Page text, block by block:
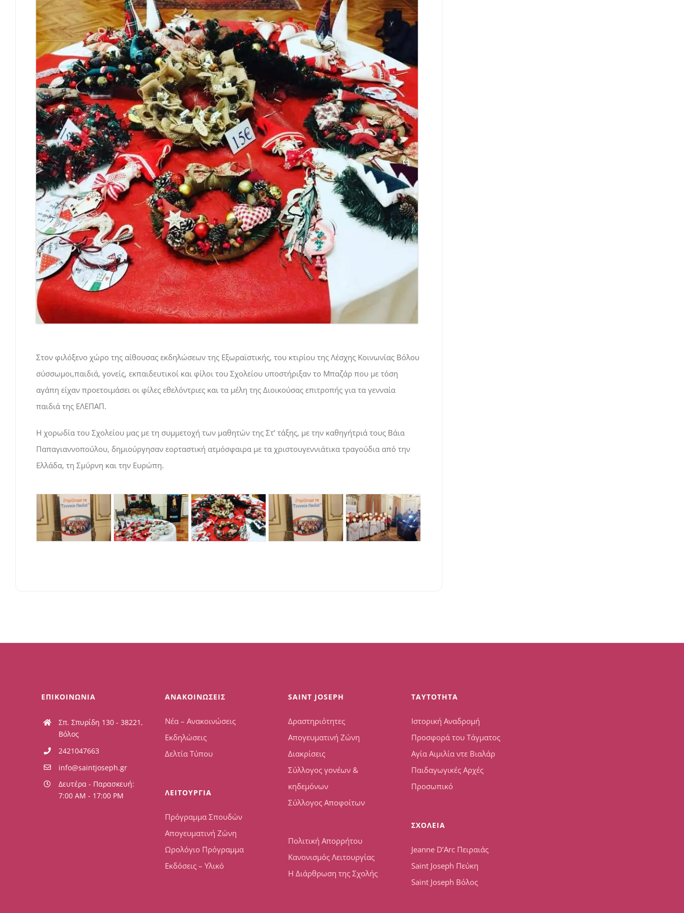
Στον φιλόξενο χώρο της αίθουσας εκδηλώσεων της Εξωραϊστικής, του κτιρίου της Λέσχης Κοινωνίας Βόλου
σύσσωμοι,παιδιά, γονείς, εκπαιδευτικοί και φίλοι του Σχολείου υποστήριξαν το Μπαζάρ που με τόση
αγάπη είχαν προετοιμάσει οι φίλες εθελόντριες και τα μέλη της Διοικούσας επιτροπής για τα γενναία
παιδιά της ΕΛΕΠΑΠ.
Η χορωδία του Σχολείου μας με τη συμμετοχή των μαθητών της Στ’ τάξης, με την καθηγήτριά τους Βάια
Παπαγιαννοπούλου, δημιούργησαν εορταστική ατμόσφαιρα με τα χριστουγεννιάτικα τραγούδια από την
Ελλάδα, τη Σμύρνη και την Ευρώπη.
ΕΠΙΚΟΙΝΩΝΙΑ
Σπ. Σπυρίδη 130 - 38221,
Βόλος
2421047663
info@saintjoseph.gr
Δευτέρα - Παρασκευή:
7:00 AM - 17:00 PM
ΑΝΑΚΟΙΝΩΣΕΙΣ
Νέα – Ανακοινώσεις
Εκδηλώσεις
Δελτία Τύπου
ΛΕΙΤΟΥΡΓΙΑ
Πρόγραμμα Σπουδών
Απογευματινή Ζώνη
Ωρολόγιο Πρόγραμμα
Εκδόσεις – Υλικό
SAINT JOSEPH
Δραστηριότητες
Απογευματινή Ζώνη
Διακρίσεις
Σύλλογος γονέων &
κηδεμόνων
Σύλλογος Αποφοίτων
Πολιτική Απορρήτου
Κανονισμός Λειτουργίας
Η Διάρθρωση της Σχολής
TAYTOTHTA
Ιστορική Αναδρομή
Προσφορά του Τάγματος
Αγία Αιμιλία ντε Βιαλάρ
Παιδαγωγικές Αρχές
Προσωπικό
ΣΧΟΛΕΙΑ
Jeanne D’Arc Πειραιάς
Saint Joseph Πεύκη
Saint Joseph Βόλος